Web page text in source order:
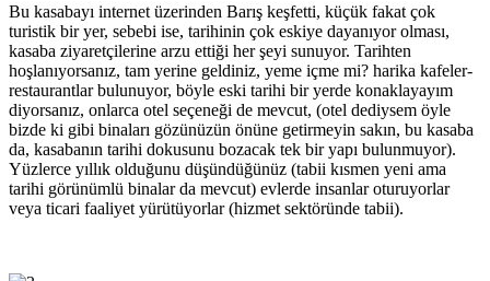
Bu kasabayı internet üzerinden Barış keşfetti, küçük fakat çok
turistik bir yer, sebebi ise, tarihinin çok eskiye dayanıyor olması,
kasaba ziyaretçilerine arzu ettiği her şeyi sunuyor. Tarihten
hoşlanıyorsanız, tam yerine geldiniz, yeme içme mi? harika kafeler-
restaurantlar bulunuyor, böyle eski tarihi bir yerde konaklayayım
diyorsanız, onlarca otel seçeneği de mevcut, (otel dediysem öyle
bizde ki gibi binaları gözünüzün önüne getirmeyin sakın, bu kasaba
da, kasabanın tarihi dokusunu bozacak tek bir yapı bulunmuyor).
Yüzlerce yıllık olduğunu düşündüğünüz (tabii kısmen yeni ama
tarihi görünümlü binalar da mevcut) evlerde insanlar oturuyorlar
veya ticari faaliyet yürütüyorlar (hizmet sektöründe tabii).